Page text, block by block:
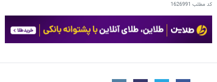
کد مطلب 1626991